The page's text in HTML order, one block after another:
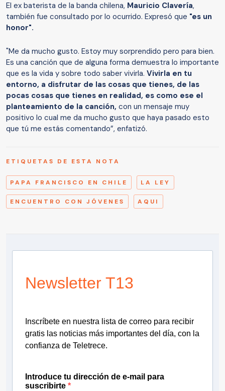
El ex baterista de la banda chilena, Mauricio Clavería,
también fue consultado por lo ocurrido. Expresó que "es un
honor".
"Me da mucho gusto. Estoy muy sorprendido pero para bien.
Es una canción que de alguna forma demuestra lo importante
que es la vida y sobre todo saber vivirla. Vivirla en tu
entorno, a disfrutar de las cosas que tienes, de las
pocas cosas que tienes en realidad, es como ese el
planteamiento de la canción, con un mensaje muy
positivo lo cual me da mucho gusto que haya pasado esto
que tú me estás comentando”, enfatizó.
ETIQUETAS DE ESTA NOTA
PAPA FRANCISCO EN CHILE LA LEY
ENCUENTRO CON JÓVENES AQUI
Newsletter T13
Inscríbete en nuestra lista de correo para recibir
gratis las noticias más importantes del día, con la
confianza de Teletrece.
Introduce tu dirección de e-mail para
suscribirte